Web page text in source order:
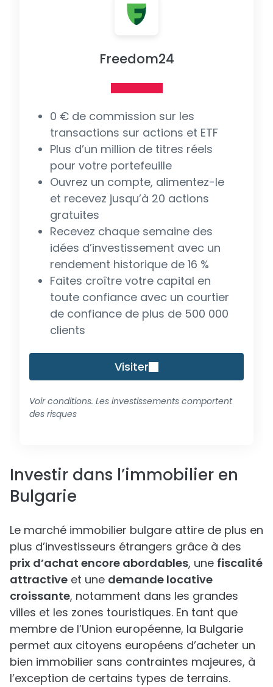
Freedom24
0 € de commission sur les
transactions sur actions et ETF
Plus d’un million de titres réels
pour votre portefeuille
Ouvrez un compte, alimentez-le
et recevez jusqu’à 20 actions
gratuites
Recevez chaque semaine des
idées d’investissement avec un
rendement historique de 16 %
Faites croître votre capital en
toute confiance avec un courtier
de confiance de plus de 500 000
clients
Visiter
Voir conditions. Les investissements comportent
des risques
Investir dans l’immobilier en
Bulgarie
Le marché immobilier bulgare attire de plus en
plus d’investisseurs étrangers grâce à des
prix d’achat encore abordables, une fiscalité
attractive et une demande locative
croissante, notamment dans les grandes
villes et les zones touristiques. En tant que
membre de l’Union européenne, la Bulgarie
permet aux citoyens européens d’acheter un
bien immobilier sans contraintes majeures, à
l’exception de certains types de terrains.